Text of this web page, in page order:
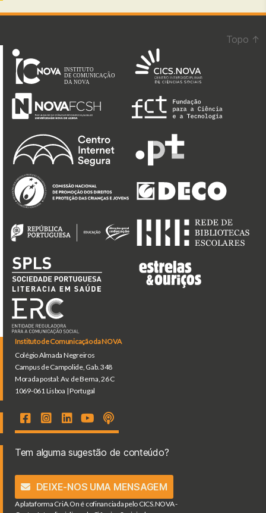
Topo ↑
Instituto de Comunicação da NOVA
Colégio Almada Negreiros
Campus de Campolide, Gab. 348
Morada postal: Av. de Berna, 26 C
1069-061 Lisboa | Portugal
Tem alguma sugestão de conteúdo?
DEIXE-NOS UMA MENSAGEM
A plataforma CriA.On é cofinanciada pelo CICS.NOVA -